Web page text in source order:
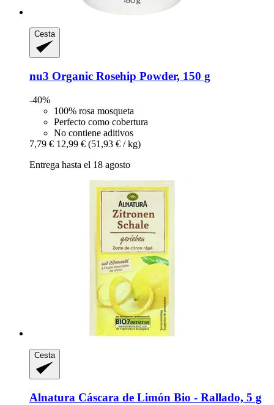
Cesta
nu3 Organic Rosehip Powder, 150 g
-40%
100% rosa mosqueta
Perfecto como cobertura
No contiene aditivos
7,79 € 12,99 € (51,93 € / kg)
Entrega hasta el 18 agosto
Cesta
Alnatura Cáscara de Limón Bio -​ Rallado, 5 g